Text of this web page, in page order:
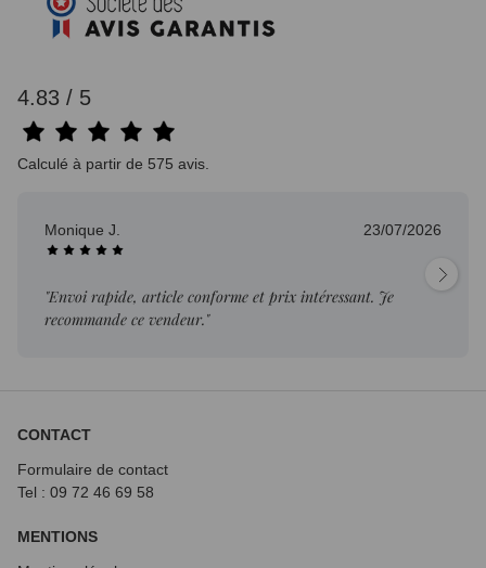
4.83 / 5
Calculé à partir de 575 avis.
Monique J. 23/07/2026
"Envoi rapide, article conforme et prix intéressant. Je
recommande ce vendeur."
CONTACT
Formulaire de contact
Tel : 09 72 46 69 58
MENTIONS